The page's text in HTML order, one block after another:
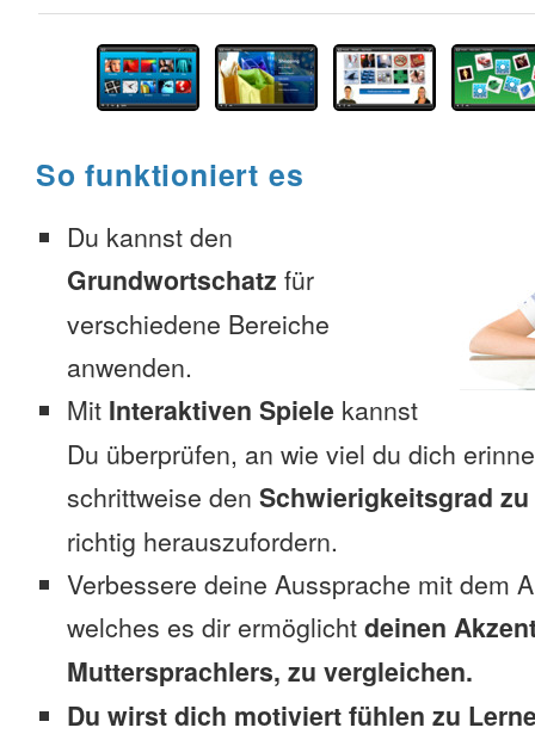
So funktioniert es
Du kannst den
Grundwortschatz für
verschiedene Bereiche
anwenden.
Mit Interaktiven Spiele kannst
Du überprüfen, an wie viel du dich
schrittweise den Schwierigkeitsgrad
richtig herauszufordern.
Verbessere deine Aussprache mit dem
welches es dir ermöglicht deinen
Muttersprachlers, zu vergleichen.
Du wirst dich motiviert fühlen zu